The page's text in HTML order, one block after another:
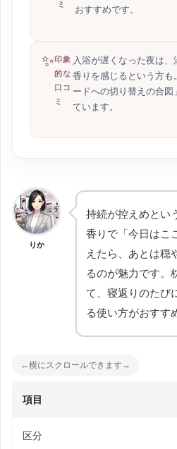
ミ
おすすめです。
✨印象
的な
口コ
ミ
入浴が遅くなった夜は
香りを感じるという方
ードへの切り替えの合
ています。
りか
持続が控えめとい
香りで「今日はこ
えたら、あとは穏
るのが魅力です。
て、寝返りのたび
る使い方がおすす
項目
区分